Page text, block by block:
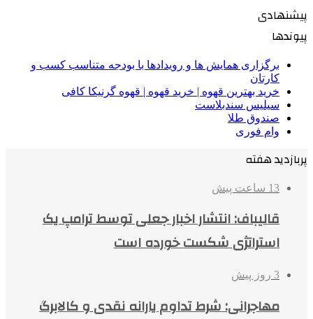
پیشنهادی
پیوندها
برگزاری همایش ها و رویدادها با بودجه متناسب کسب و
کارتان
خرید بهترین قهوه | خرید قهوه | قهوه گرنیکا کافی
سیلیس سندبلاست
صندوق طلا
وام فوری
پربازدید هفته
13 ساعت پیش
قالیباف: انتشار اخبار جعلی توسط ترامپ یک
استراتژی شکست خورده است
3 روز پیش
مهاجرانی: شرط تداوم یارانه نقدی و کالابرگ